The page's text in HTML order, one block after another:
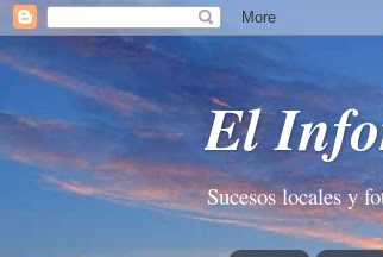
El
Sucesos locales y